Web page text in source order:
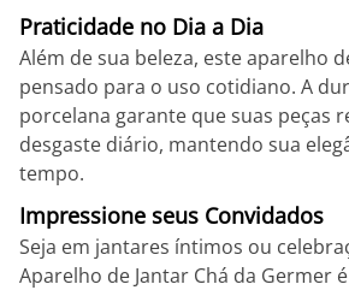
Praticidade no Dia a Dia
Além de sua beleza, este aparelho
pensado para o uso cotidiano. A
porcelana garante que suas peças
desgaste diário, mantendo sua
tempo.
Impressione seus Convidados
Seja em jantares íntimos ou
Aparelho de Jantar Chá da Germer